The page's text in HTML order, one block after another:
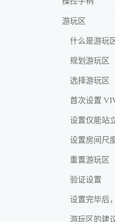
游玩区
什么是游玩
规划游玩区
选择游玩区
首次设置
设置仅能站
设置房间尺
重置游玩区
验证设置
设置完毕后
游玩区的建